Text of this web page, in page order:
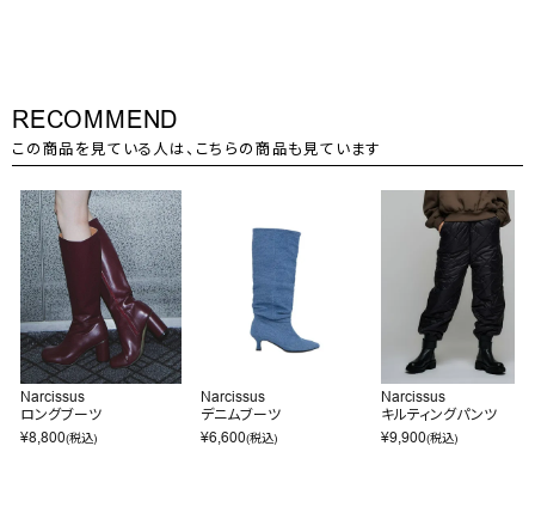
RECOMMEND
この商品を見ている人は、こちらの商品も見ています
Narcissus
ロングブーツ
¥8,800(税込)
Narcissus
デニムブーツ
¥6,600(税込)
Narcissus
キルティングパンツ
¥9,900(税込)